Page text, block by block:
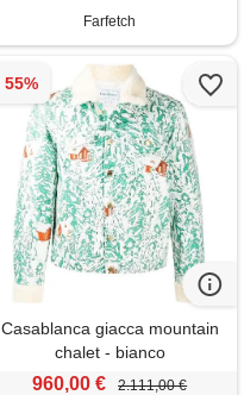
Farfetch
Casablanca giacca mountain
chalet - bianco
960,00 € 2.111,00 €